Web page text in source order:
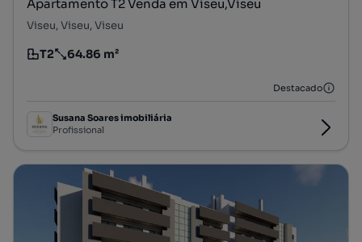
Apartamento T2 Venda em Viseu,Viseu
Viseu, Viseu, Viseu
Tipologia
T2
Preço por metro quadrado
64.86 m²
Destacado
Susana Soares imobiliária
Profissional